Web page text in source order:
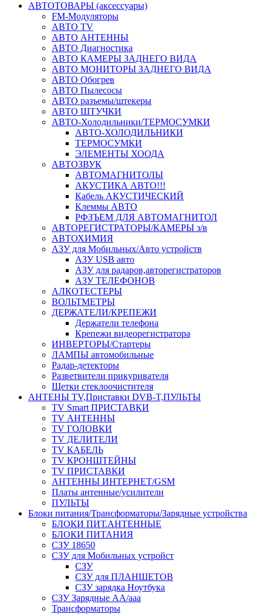
АВТОТОВАРЫ (аксессуары)
FM-Модуляторы
АВТО TV
АВТО АНТЕННЫ
АВТО Диагностика
АВТО КАМЕРЫ ЗАДНЕГО ВИДА
АВТО МОНИТОРЫ ЗАДНЕГО ВИДА
АВТО Обогрев
АВТО Пылесосы
АВТО разъемы/штекеры
АВТО ШТУЧКИ
АВТО-Холодильники/ТЕРМОСУМКИ
АВТО-ХОЛОДИЛЬНИКИ
ТЕРМОСУМКИ
ЭЛЕМЕНТЫ ХООДА
АВТОЗВУК
АВТОМАГНИТОЛЫ
АКУСТИКА АВТО!!!
Кабель АКУСТИЧЕСКИЙ
Клеммы АВТО
РФЗЪЕМ ДЛЯ АВТОМАГНИТОЛ
АВТОРЕГИСТРАТОРЫ/КАМЕРЫ з/в
АВТОХИМИЯ
АЗУ для Мобильных/Авто устройств
АЗУ USB авто
АЗУ для радаров,авторегистраторов
АЗУ ТЕЛЕФОНОВ
АЛКОТЕСТЕРЫ
ВОЛЬТМЕТРЫ
ДЕРЖАТЕЛИ/КРЕПЕЖИ
Держатели телефона
Крепежи видеорегистратора
ИНВЕРТОРЫ/Стартеры
ЛАМПЫ автомобильные
Радар-детекторы
Разветвители прикуривателя
Щетки стеклоочистителя
АНТЕНЫ ТV,Приставки DVB-T,ПУЛЬТЫ
TV Smart ПРИСТАВКИ
TV АНТЕННЫ
TV ГОЛОВКИ
TV ДЕЛИТЕЛИ
TV КАБЕЛЬ
TV КРОНШТЕЙНЫ
TV ПРИСТАВКИ
АНТЕННЫ ИНТЕРНЕТ/GSM
Платы антенные/усилители
ПУЛЬТЫ
Блоки питания/Трансформаторы/Зарядные устройства
БЛОКИ ПИТ.АНТЕННЫЕ
БЛОКИ ПИТАНИЯ
СЗУ 18650
СЗУ для Мобильных устройст
СЗУ
СЗУ для ПЛАНШЕТОВ
СЗУ зарядка Ноутбука
СЗУ Зарядные АА/ааа
Трансформаторы